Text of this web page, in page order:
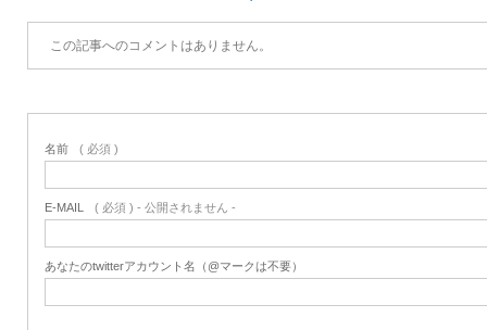
この記事へのコメントはありません。
名前 ( 必須 )
E-MAIL ( 必須 ) - 公開されません -
あなたのtwitterアカウント名（@マークは不要）